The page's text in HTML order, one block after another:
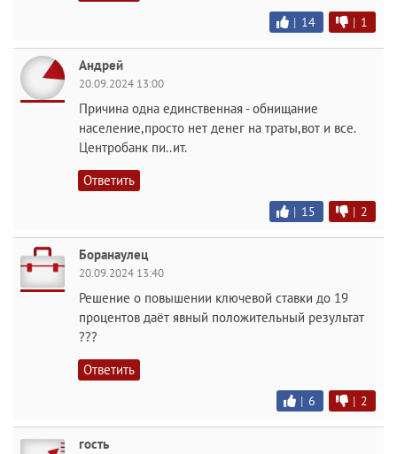
| 14 | 1
Андрей
20.09.2024 13:00
Причина одна единственная - обнищание
население,просто нет денег на траты,вот и все.
Центробанк пи..ит.
Ответить
| 15 | 2
Боранаулец
20.09.2024 13:40
Решение о повышении ключевой ставки до 19
процентов даёт явный положительный результат
???
Ответить
| 6 | 2
гость